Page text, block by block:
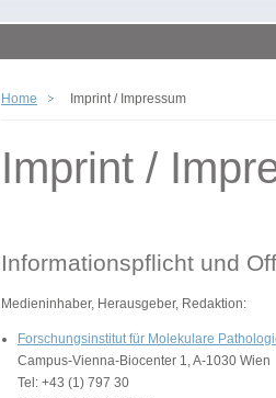
Home Imprint / Impressum
Imprint /
Informationspflicht und
Medieninhaber, Herausgeber, Redaktion:
Forschungsinstitut für Molekulare
Campus-Vienna-Biocenter 1, A-1030 Wien
Tel: +43 (1) 797 30